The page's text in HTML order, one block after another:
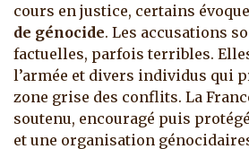
cours en justice, certains
de génocide. Les accusations
factuelles, parfois terribles.
l’armée et divers individus qui
zone grise des conflits. La
soutenu, encouragé puis
et une organisation